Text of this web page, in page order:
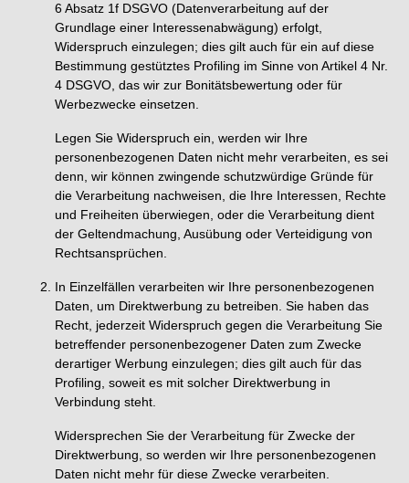
6 Absatz 1f DSGVO (Datenverarbeitung auf der
Grundlage einer Interessenabwägung) erfolgt,
Widerspruch einzulegen; dies gilt auch für ein auf diese
Bestimmung gestütztes Profiling im Sinne von Artikel 4 Nr.
4 DSGVO, das wir zur Bonitätsbewertung oder für
Werbezwecke einsetzen.
Legen Sie Widerspruch ein, werden wir Ihre
personenbezogenen Daten nicht mehr verarbeiten, es sei
denn, wir können zwingende schutzwürdige Gründe für
die Verarbeitung nachweisen, die Ihre Interessen, Rechte
und Freiheiten überwiegen, oder die Verarbeitung dient
der Geltendmachung, Ausübung oder Verteidigung von
Rechtsansprüchen.
In Einzelfällen verarbeiten wir Ihre personenbezogenen
Daten, um Direktwerbung zu betreiben. Sie haben das
Recht, jederzeit Widerspruch gegen die Verarbeitung Sie
betreffender personenbezogener Daten zum Zwecke
derartiger Werbung einzulegen; dies gilt auch für das
Profiling, soweit es mit solcher Direktwerbung in
Verbindung steht.
Widersprechen Sie der Verarbeitung für Zwecke der
Direktwerbung, so werden wir Ihre personenbezogenen
Daten nicht mehr für diese Zwecke verarbeiten.